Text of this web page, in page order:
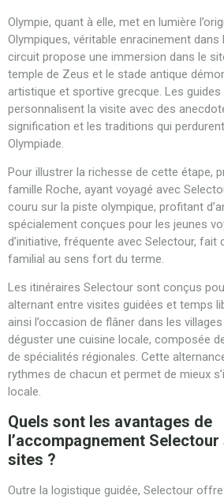
Olympie, quant à elle, met en lumière
Olympiques, véritable enracinement dans
circuit propose une immersion dans le
temple de Zeus et le stade antique
artistique et sportive grecque. Les
personnalisent la visite avec des
signification et les traditions qui
Olympiade.
Pour illustrer la richesse de cette étape,
famille Roche, ayant voyagé avec
couru sur la piste olympique, profitant
spécialement conçues pour les jeunes
d’initiative, fréquente avec Selectour, fait
familial au sens fort du terme.
Les itinéraires Selectour sont conçus
alternant entre visites guidées et temps
ainsi l’occasion de flâner dans les
déguster une cuisine locale, composée
de spécialités régionales. Cette
rythmes de chacun et permet de mieux
locale.
Quels sont les avantages de
l’accompagnement
sites ?
Outre la logistique guidée, Selectour